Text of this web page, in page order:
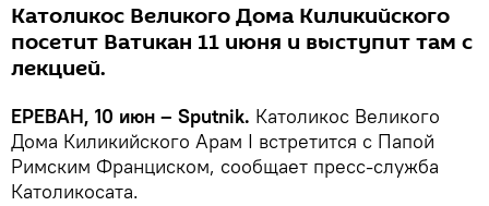
Католикос Великого Дома Киликийского
посетит Ватикан 11 июня и выступит там с
лекцией.
ЕРЕВАН, 10 июн – Sputnik. Католикос Великого
Дома Киликийского Арам I встретится с Папой
Римским Франциском, сообщает пресс-служба
Католикосата.